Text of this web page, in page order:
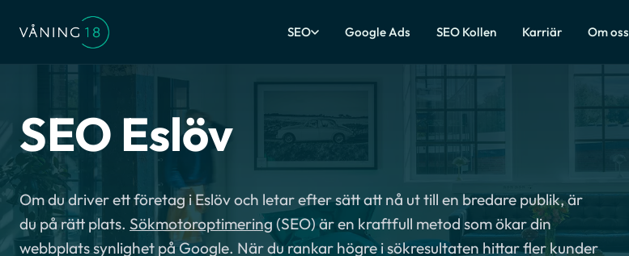
SEO Google Ads SEO Kollen Karriär Om oss
SEO Eslöv
Om du driver ett företag i Eslöv och letar efter sätt att nå ut till en bredare publik, är
du på rätt plats. Sökmotoroptimering (SEO) är en kraftfull metod som ökar din
webbplats synlighet på Google. När du rankar högre i sökresultaten hittar fler kunder